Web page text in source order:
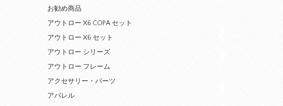
お勧め商品
アウトロー X6 COPA セット
アウトロー X6 セット
アウトロー シリーズ
アウトロー フレーム
アクセサリー・パーツ
アパレル